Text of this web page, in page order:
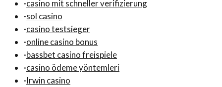
·casino mit schneller verifizierung
·sol casino
·casino testsieger
·online casino bonus
·bassbet casino freispiele
·casino ödeme yöntemleri
·Irwin casino